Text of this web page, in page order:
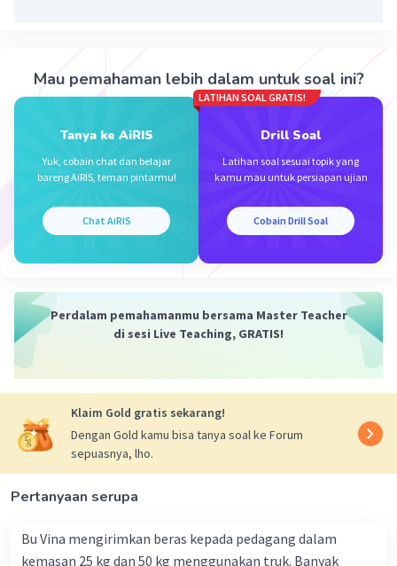
Beri Rating Balas
Mau pemahaman lebih dalam untuk soal ini?
Tanya ke AiRIS
Yuk, cobain chat dan belajar
bareng AiRIS, teman pintarmu!
Chat AiRIS
LATIHAN SOAL GRATIS!
Drill Soal
Latihan soal sesuai topik yang
kamu mau untuk persiapan ujian
Cobain Drill Soal
Perdalam pemahamanmu bersama Master Teacher
di sesi Live Teaching, GRATIS!
Klaim Gold gratis sekarang!
Dengan Gold kamu bisa tanya soal ke Forum
sepuasnya, lho.
Pertanyaan serupa
Bu Vina mengirimkan beras kepada pedagang dalam
kemasan 25 kg dan 50 kg menggunakan truk. Banyak